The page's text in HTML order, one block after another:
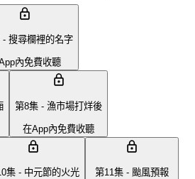
- 搜尋欄裡的名字
內免費收聽
第8集 - 漁市場打烊後
在App內免費收聽
集 - 中元節的火光 第11集 - 颱風預報